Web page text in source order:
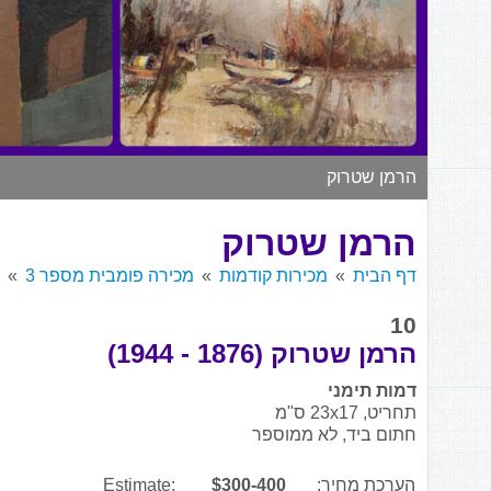
הרמן שטרוק
הרמן שטרוק
דף הבית מכירות קודמות מכירה פומבית מספר 3
10
הרמן שטרוק (1876 - 1944)
דמות תימני
תחריט, 23x17 ס"מ
חתום ביד, לא ממוספר
הערכת מחיר: $300-400
Estimate: